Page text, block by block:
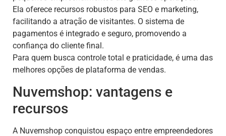
Ela oferece recursos robustos para SEO e marketing,
facilitando a atração de visitantes. O sistema de
pagamentos é integrado e seguro, promovendo a
confiança do cliente final.
Para quem busca controle total e praticidade, é uma das
melhores opções de plataforma de vendas.
Nuvemshop: vantagens e
recursos
A Nuvemshop conquistou espaço entre empreendedores